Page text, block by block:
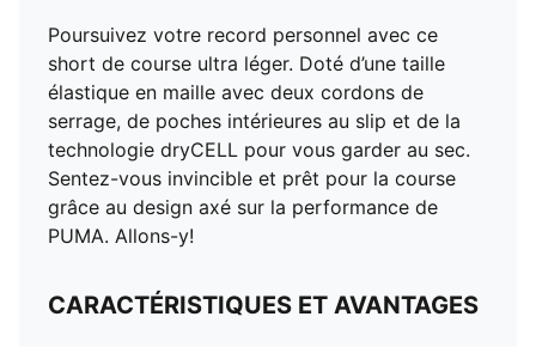
Poursuivez votre record personnel avec ce
short de course ultra léger. Doté d’une taille
élastique en maille avec deux cordons de
serrage, de poches intérieures au slip et de la
technologie dryCELL pour vous garder au sec.
Sentez-vous invincible et prêt pour la course
grâce au design axé sur la performance de
PUMA. Allons-y!
CARACTÉRISTIQUES ET AVANTAGES